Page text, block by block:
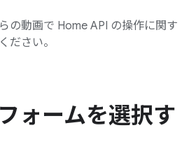
の動画で Home API の操作に関す
ださい。
ォームを選択す